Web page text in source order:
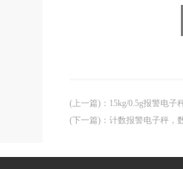
(上一篇) ： 15kg/0.5g报警电子
(下一篇) ： 计数报警电子秤，